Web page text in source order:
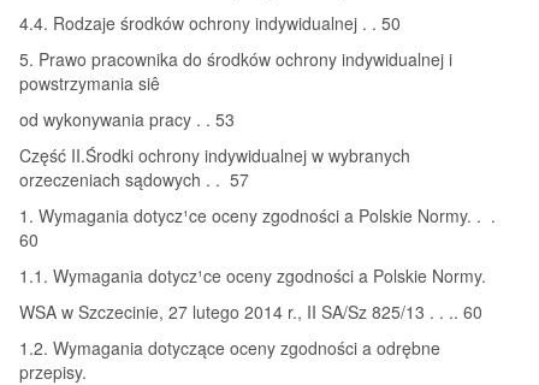
4.4. Rodzaje środków ochrony indywidualnej . . 50
5. Prawo pracownika do środków ochrony indywidualnej i
powstrzymania siê
od wykonywania pracy . . 53
Część II.Środki ochrony indywidualnej w wybranych
orzeczeniach sądowych . . 57
1. Wymagania dotycz¹ce oceny zgodności a Polskie Normy. . .
60
1.1. Wymagania dotycz¹ce oceny zgodności a Polskie Normy.
WSA w Szczecinie, 27 lutego 2014 r., II SA/Sz 825/13 . . .. 60
1.2. Wymagania dotyczące oceny zgodności a odrębne
przepisy.